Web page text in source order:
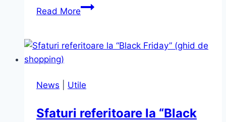
Read MoreSe
/
Jumpsuit
News Utile
Sfaturi referitoare la “Black